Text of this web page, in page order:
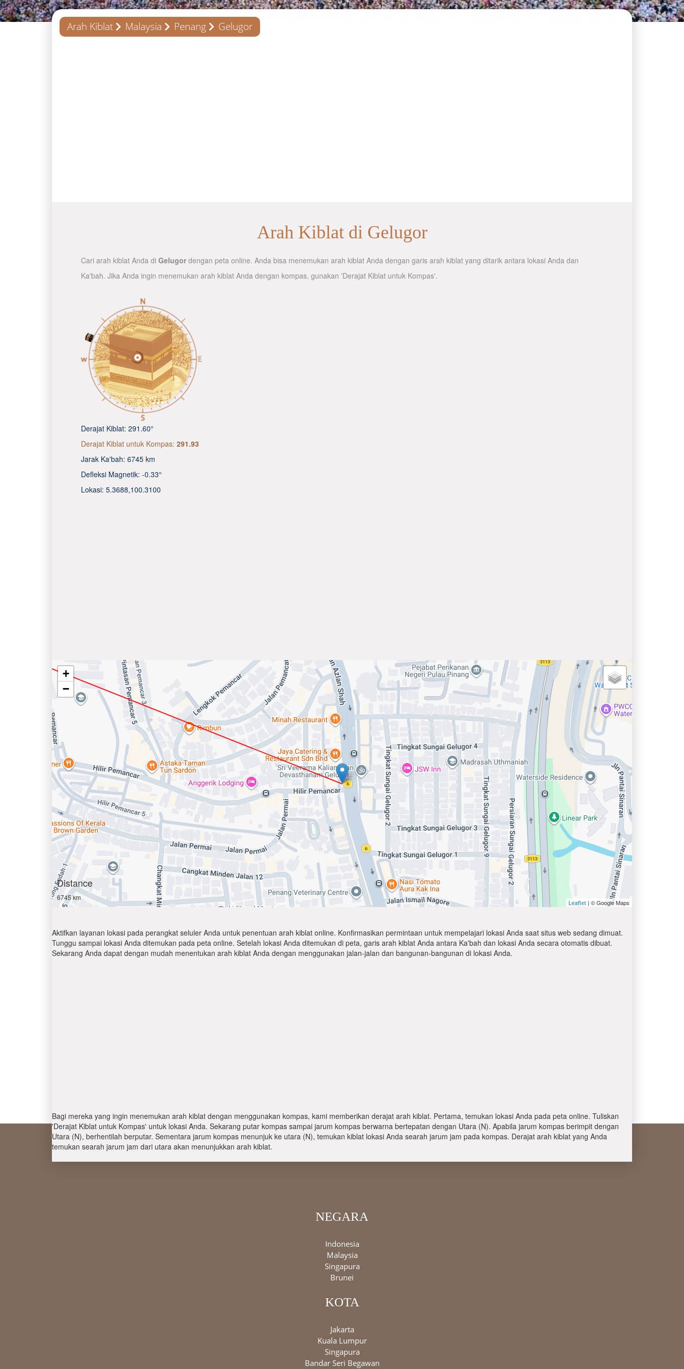
Arah Kiblat Malaysia Penang Gelugor
Arah Kiblat di Gelugor
Cari arah kiblat Anda di Gelugor dengan peta online. Anda bisa menemukan arah kiblat Anda dengan garis arah kiblat yang ditarik antara lokasi Anda dan
Ka'bah. Jika Anda ingin menemukan arah kiblat Anda dengan kompas, gunakan 'Derajat Kiblat untuk Kompas'.
Derajat Kiblat: 291.60°
Derajat Kiblat untuk Kompas: 291.93
Jarak Ka'bah: 6745 km
Defleksi Magnetik: -0.33°
Lokasi: 5.3688,100.3100
+
−
Distance
6745 km
Leaflet | © Google Maps
Aktifkan layanan lokasi pada perangkat seluler Anda untuk penentuan arah kiblat online. Konfirmasikan permintaan untuk mempelajari lokasi Anda saat situs web sedang dimuat.
Tunggu sampai lokasi Anda ditemukan pada peta online. Setelah lokasi Anda ditemukan di peta, garis arah kiblat Anda antara Ka'bah dan lokasi Anda secara otomatis dibuat.
Sekarang Anda dapat dengan mudah menentukan arah kiblat Anda dengan menggunakan jalan-jalan dan bangunan-bangunan di lokasi Anda.
Bagi mereka yang ingin menemukan arah kiblat dengan menggunakan kompas, kami memberikan derajat arah kiblat. Pertama, temukan lokasi Anda pada peta online. Tuliskan
'Derajat Kiblat untuk Kompas' untuk lokasi Anda. Sekarang putar kompas sampai jarum kompas berwarna bertepatan dengan Utara (N). Apabila jarum kompas berimpit dengan
Utara (N), berhentilah berputar. Sementara jarum kompas menunjuk ke utara (N), temukan kiblat lokasi Anda searah jarum jam pada kompas. Derajat arah kiblat yang Anda
temukan searah jarum jam dari utara akan menunjukkan arah kiblat.
NEGARA
Indonesia
Malaysia
Singapura
Brunei
KOTA
Jakarta
Kuala Lumpur
Singapura
Bandar Seri Begawan